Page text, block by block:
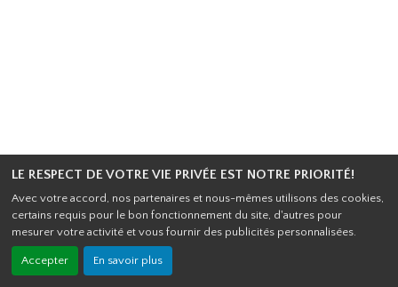
LE RESPECT DE VOTRE VIE PRIVÉE EST NOTRE PRIORITÉ!
Avec votre accord, nos partenaires et nous-mêmes utilisons des cookies,
certains requis pour le bon fonctionnement du site, d'autres pour
mesurer votre activité et vous fournir des publicités personnalisées.
Accepter En savoir plus